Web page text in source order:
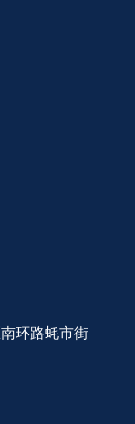
环路蚝市街